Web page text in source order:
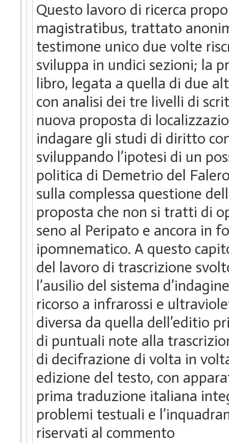
Questo lavoro di ricerca
magistratibus, trattato
testimone unico due volte
sviluppa in undici sezioni; la
libro, legata a quella di due
con analisi dei tre livelli di
nuova proposta di
indagare gli studi di diritto
sviluppando l’ipotesi di un
politica di Demetrio del
sulla complessa questione
proposta che non si tratti di
seno al Peripato e ancora in
ipomnematico. A questo
del lavoro di trascrizione
l’ausilio del sistema
ricorso a infrarossi e
diversa da quella dell’editio
di puntuali note alla
di decifrazione di volta in
edizione del testo, con
prima traduzione italiana
problemi testuali e
riservati al commento